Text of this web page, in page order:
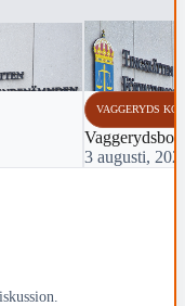
VAGGERYDS
Vaggerydsbo
3 augusti,